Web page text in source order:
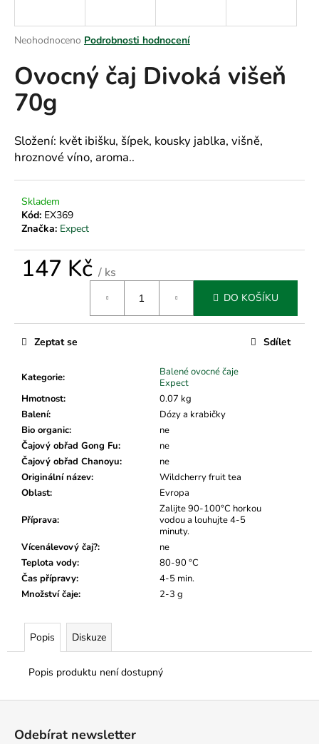
Průměrné
produktu
je
0,0
z
hvězdiček.
Neohodnoceno Podrobnosti hodnocení
Ovocný čaj Divoká višeň
70g
Složení: květ ibišku, šípek, kousky jablka, višně,
hroznové víno, aroma..
Skladem
Kód: EX369
Značka: Expect
147 Kč / ks
DO KOŠÍKU
Kategorie:
Balené ovocné čaje
Expect
Hmotnost:
0.07 kg
Balení:
Dózy a krabičky
Bio organic:
ne
Čajový obřad Gong Fu:
ne
Čajový obřad Chanoyu:
ne
Originální název:
Wildcherry fruit tea
Oblast: Evropa
Příprava:
Zalijte 90-100°C horkou
vodou a louhujte 4-5
minuty.
Vícenálevový čaj?:
ne
Teplota vody:
80-90 °C
Čas přípravy:
4-5 min.
Množství čaje: 2-3 g
Zeptat se Sdílet
Popis Diskuze
Popis produktu není dostupný
j
t
?
HLEDAT
D
č
u
m
Odebírat newsletter